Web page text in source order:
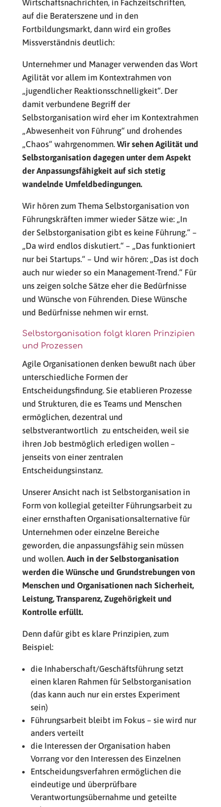
Wirtschaftsnachrichten, in Fachzeitschriften,
auf die Beraterszene und in den
Fortbildungsmarkt, dann wird ein großes
Missverständnis deutlich:
Unternehmer und Manager verwenden das Wort
Agilität vor allem im Kontextrahmen von
„jugendlicher Reaktionsschnelligkeit“. Der
damit verbundene Begriff der
Selbstorganisation wird eher im Kontextrahmen
„Abwesenheit von Führung“ und drohendes
„Chaos“ wahrgenommen. Wir sehen Agilität und
Selbstorganisation dagegen unter dem Aspekt
der Anpassungsfähigkeit auf sich stetig
wandelnde Umfeldbedingungen.
Wir hören zum Thema Selbstorganisation von
Führungskräften immer wieder Sätze wie: „In
der Selbstorganisation gibt es keine Führung.“ –
„Da wird endlos diskutiert.“ – „Das funktioniert
nur bei Startups.“ – Und wir hören: „Das ist doch
auch nur wieder so ein Management-Trend.“ Für
uns zeigen solche Sätze eher die Bedürfnisse
und Wünsche von Führenden. Diese Wünsche
und Bedürfnisse nehmen wir ernst.
Selbstorganisation folgt klaren Prinzipien
und Prozessen
Agile Organisationen denken bewußt nach über
unterschiedliche Formen der
Entscheidungsfindung. Sie etablieren Prozesse
und Strukturen, die es Teams und Menschen
ermöglichen, dezentral und
selbstverantwortlich zu entscheiden, weil sie
ihren Job bestmöglich erledigen wollen –
jenseits von einer zentralen
Entscheidungsinstanz.
Unserer Ansicht nach ist Selbstorganisation in
Form von kollegial geteilter Führungsarbeit zu
einer ernsthaften Organisationsalternative für
Unternehmen oder einzelne Bereiche
geworden, die anpassungsfähig sein müssen
und wollen. Auch in der Selbstorganisation
werden die Wünsche und Grundstrebungen von
Menschen und Organisationen nach Sicherheit,
Leistung, Transparenz, Zugehörigkeit und
Kontrolle erfüllt.
Denn dafür gibt es klare Prinzipien, zum
Beispiel:
die Inhaberschaft/Geschäftsführung setzt
einen klaren Rahmen für Selbstorganisation
(das kann auch nur ein erstes Experiment
sein)
Führungsarbeit bleibt im Fokus – sie wird nur
anders verteilt
die Interessen der Organisation haben
Vorrang vor den Interessen des Einzelnen
Entscheidungsverfahren ermöglichen die
eindeutige und überprüfbare
Verantwortungsübernahme und geteilte